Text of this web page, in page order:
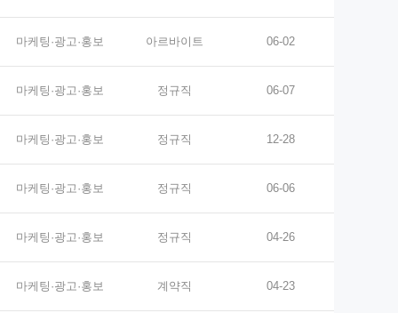
마케팅·광고·홍보 아르바이트 06-02
마케팅·광고·홍보 정규직 06-07
마케팅·광고·홍보 정규직 12-28
마케팅·광고·홍보 정규직 06-06
마케팅·광고·홍보 정규직 04-26
마케팅·광고·홍보 계약직 04-23